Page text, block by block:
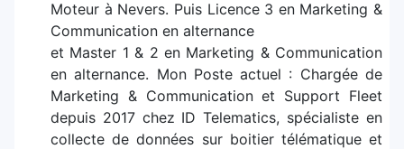
Moteur à Nevers. Puis Licence 3 en Marketing &
Communication en alternance
et Master 1 & 2 en Marketing & Communication
en alternance. Mon Poste actuel : Chargée de
Marketing & Communication et Support Fleet
depuis 2017 chez ID Telematics, spécialiste en
collecte de données sur boitier télématique et